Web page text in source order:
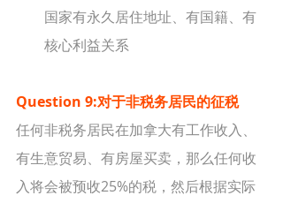
国家有永久居住地址、有国籍、有
核心利益关系
Question 9:对于非税务居民的征税
任何非税务居民在加拿大有工作收入、
有生意贸易、有房屋买卖，那么任何收
入将会被预收25%的税，然后根据实际